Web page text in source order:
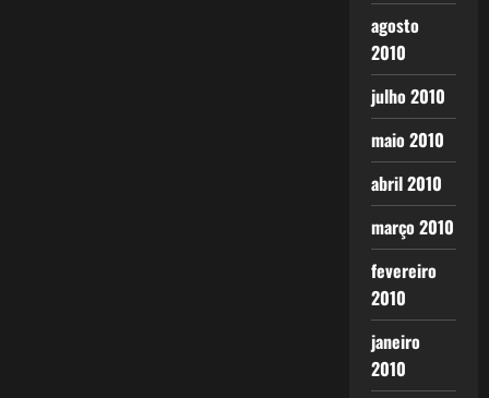
agosto
2010
julho 2010
maio 2010
abril 2010
março 2010
fevereiro
2010
janeiro
2010